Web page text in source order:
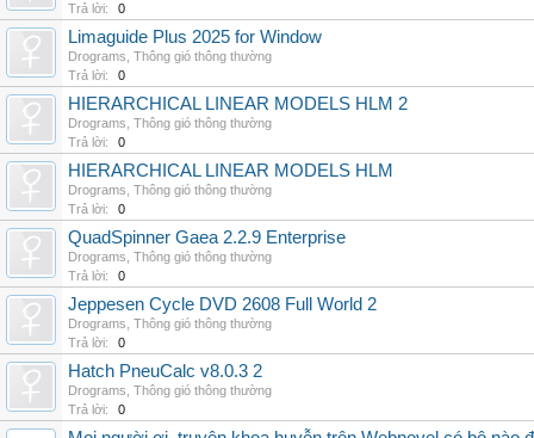
Trả lời:
0
Limaguide Plus 2025 for Window
Drograms Thông gió thông thường
Trả lời:
0
HIERARCHICAL LINEAR MODELS HLM 2
Drograms Thông gió thông thường
Trả lời:
0
HIERARCHICAL LINEAR MODELS HLM
Drograms Thông gió thông thường
Trả lời:
0
QuadSpinner Gaea 2.2.9 Enterprise
Drograms Thông gió thông thường
Trả lời:
0
Jeppesen Cycle DVD 2608 Full World 2
Drograms Thông gió thông thường
Trả lời:
0
Hatch PneuCalc v8.0.3 2
Drograms Thông gió thông thường
Trả lời:
0